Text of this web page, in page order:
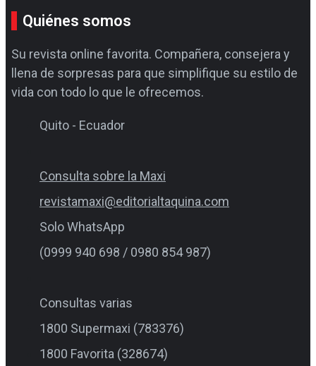
Quiénes somos
Su revista online favorita. Compañera, consejera y
llena de sorpresas para que simplifique su estilo de
vida con todo lo que le ofrecemos.
Quito - Ecuador
Consulta sobre la Maxi
revistamaxi@editorialtaquina.com
Solo WhatsApp
(0999 940 698 / 0980 854 987)
Consultas varias
1800 Supermaxi (783376)
1800 Favorita (328674)